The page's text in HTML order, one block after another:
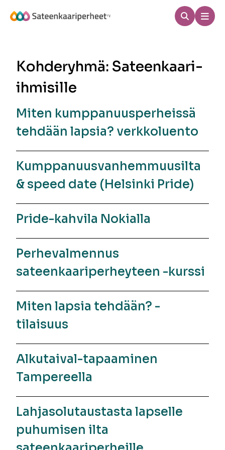
sisältöön
Haku
Kohderyhmä: Sateenkaari-
ihmisille
Miten kumppanuusperheissä
tehdään lapsia? verkkoluento
Kumppanuusvanhemmuusilta
& speed date (Helsinki Pride)
Pride-kahvila Nokialla
Perhevalmennus
sateenkaariperheyteen -kurssi
Miten lapsia tehdään? -
tilaisuus
Alkutaival-tapaaminen
Tampereella
Lahjasolutaustasta lapselle
puhumisen ilta